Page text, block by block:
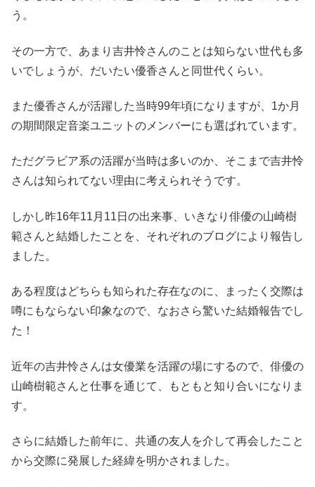
う。
その一方で、あまり吉井怜さんのことは知らない世代も多
いでしょうが、だいたい優香さんと同世代くらい。
また優香さんが活躍した当時99年頃になりますが、1か月
の期間限定音楽ユニットのメンバーにも選ばれています。
ただグラビア系の活躍が当時は多いのか、そこまで吉井怜
さんは知られてない理由に考えられそうです。
しかし昨16年11月11日の出来事、いきなり俳優の山崎樹
範さんと結婚したことを、それぞれのブログにより報告し
ました。
ある程度はどちらも知られた存在なのに、まったく交際は
噂にもならない印象なので、なおさら驚いた結婚報告でし
た！
近年の吉井怜さんは女優業を活躍の場にするので、俳優の
山崎樹範さんと仕事を通じて、もともと知り合いになりま
す。
さらに結婚した前年に、共通の友人を介して再会したこと
から交際に発展した経緯を明かされました。